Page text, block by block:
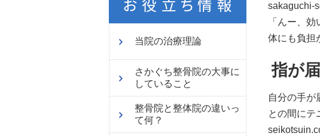
当院の治療理論
さかぐち整骨院の大事に
していること
整骨院と整体院の違いっ
て何？
sakaguchi-
「んー、
体にも負担
指が
自分の手
との間にテ